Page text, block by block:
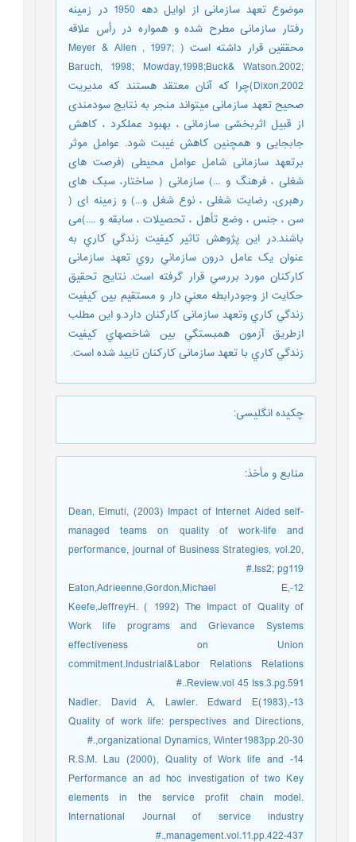
موضوع تعهد سازمانی از اوایل دهه 1950 در زمینه
رفتار سازمانی مطرح شده و همواره در رأس علاقه
محققین قرار داشته است ( Meyer & Allen , 1997;
Baruch, 1998; Mowday,1998;Buck& Watson.2002;
Dixon,2002)چرا که آنان معتقد هستند که مدیریت
صحیح تعهد سازمانی میتواند منجر به نتایج سودمندی
از قبیل اثربخشی سازمانی ، بهبود عملکرد ، کاهش
جابجایی و همچنین کاهش غیبت شود. عوامل موثر
برتعهد سازمانی شامل عوامل محیطی (فرصت های
شغلی ، فرهنگ و ...) سازمانی ( ساختار، سبک های
رهبری، رضایت شغلی ، نوع شغل و...) و زمینه ای (
سن ، جنس ، وضع تأهل ، تحصیلات ، سابقه و ....)می
باشند.در اين پژوهش تاثير كيفيت زندگي كاري به
عنوان يک عامل درون سازماني روي تعهد سازمانی
کارکنان مورد بررسي قرار گرفته است. نتايج تحقيق
حكايت از وجودرابطه معني دار و مستقيم بين كيفيت
زندگي كاري وتعهد سازمانی کارکنان دارد.و اين مطلب
ازطريق آزمون همبستگي بين شاخصهاي كيفيت
زندگي كاري با تعهد سازمانی کارکنان تاييد شده است.
چکیده انگلیسی:
منابع و مأخذ:
Dean, Elmuti, (2003) Impact of Internet Aided self-
managed teams on quality of work-life and
performance, journal of Business Strategies, vol.20,
Iss2; pg119.#
12-Eaton,Adrieenne,Gordon,Michael E,
Keefe,JeffreyH. ( 1992) The Impact of Quality of
Work life programs and Grievance Systems
effectiveness on Union
commitment.Industrial&Labor Relations Relations
Review.vol 45 Iss.3.pg.591..#
13-Nadler. David A, Lawler. Edward E(1983),
Quality of work life: perspectives and Directions,
organizational Dynamics, Winter1983pp.20-30,.#
14- R.S.M. Lau (2000), Quality of Work life and
Performance an ad hoc investigation of two Key
elements in the service profit chain model.
International Journal of service industry
management.vol.11.pp.422-437,.#